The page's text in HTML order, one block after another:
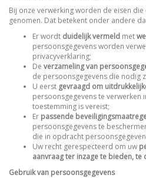
Bij onze verwerking worden de eisen
genomen. Dat betekent onder andere
Er wordt duidelijk vermeld met
persoonsgegevens worden
privacyverklaring;
De verzameling van
de persoonsgegevens die nodig
U eerst gevraagd om
persoonsgegevens te verwerken
toestemming is vereist;
Er passende
persoonsgegevens te
die in opdracht
Uw recht gerespecteerd om uw
aanvraag ter inzage te bieden,
Gebruik van persoonsgegevens